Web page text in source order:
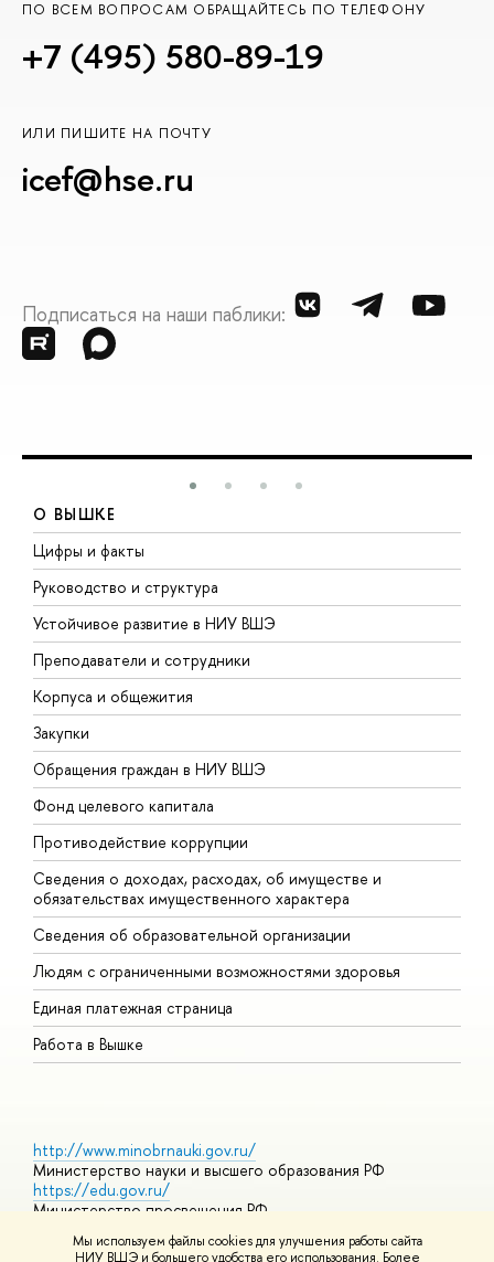
Мы используем файлы cookies для улучшения работы сайта
НИУ ВШЭ и большего удобства его использования. Более
ПО ВСЕМ ВОПРОСАМ ОБРАЩАЙТЕСЬ ПО ТЕЛЕФОНУ
+7 (495) 580-89-19
ИЛИ ПИШИТЕ НА ПОЧТУ
icef@hse.ru
Подписаться на наши паблики:
О ВЫШКЕ
Цифры и факты
Руководство и структура
Устойчивое развитие в НИУ ВШЭ
Преподаватели и сотрудники
Корпуса и общежития
Закупки
Обращения граждан в НИУ ВШЭ
Фонд целевого капитала
Противодействие коррупции
Сведения о доходах, расходах, об имуществе и
обязательствах имущественного характера
Сведения об образовательной организации
Людям с ограниченными возможностями здоровья
Единая платежная страница
Работа в Вышке
http://www.minobrnauki.gov.ru/
Министерство науки и высшего образования РФ
https://edu.gov.ru/
Министерство просвещения РФ
https://elearning.hse.ru/mooc
Массовые открытые онлайн-курсы